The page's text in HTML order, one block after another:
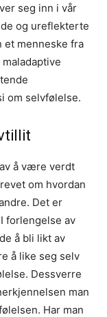
seg inn i vår
og ureflekterte
et menneske fra
om selvfølelse.
å være verdt
om hvordan
Det er
forlengelse av
å bli likt av
å like seg selv
Dessverre
man
Har man